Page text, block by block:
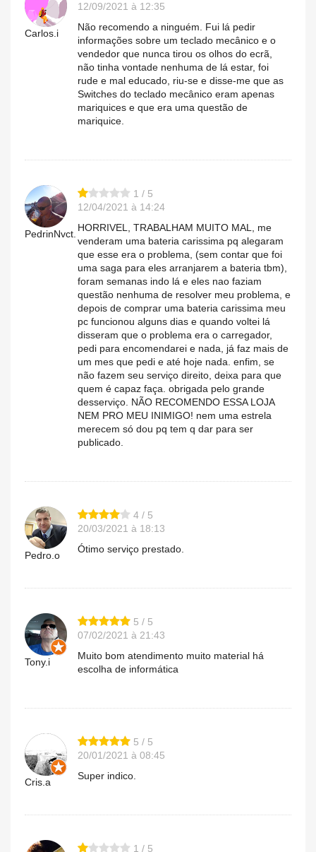
Carlos.i
12/09/2021 à 12:35
Não recomendo a ninguém. Fui lá pedir
informações sobre um teclado mecânico e o
vendedor que nunca tirou os olhos do ecrã,
não tinha vontade nenhuma de lá estar, foi
rude e mal educado, riu-se e disse-me que as
Switches do teclado mecânico eram apenas
mariquices e que era uma questão de
mariquice.
PedrinNvct.
1 / 5
12/04/2021 à 14:24
HORRIVEL, TRABALHAM MUITO MAL, me
venderam uma bateria carissima pq alegaram
que esse era o problema, (sem contar que foi
uma saga para eles arranjarem a bateria tbm),
foram semanas indo lá e eles nao faziam
questão nenhuma de resolver meu problema, e
depois de comprar uma bateria carissima meu
pc funcionou alguns dias e quando voltei lá
disseram que o problema era o carregador,
pedi para encomendarei e nada, já faz mais de
um mes que pedi e até hoje nada. enfim, se
não fazem seu serviço direito, deixa para que
quem é capaz faça. obrigada pelo grande
desserviço. NÃO RECOMENDO ESSA LOJA
NEM PRO MEU INIMIGO! nem uma estrela
merecem só dou pq tem q dar para ser
publicado.
Pedro.o
4 / 5
20/03/2021 à 18:13
Ótimo serviço prestado.
Tony.i
5 / 5
07/02/2021 à 21:43
Muito bom atendimento muito material há
escolha de informática
Cris.a
5 / 5
20/01/2021 à 08:45
Super indico.
1 / 5